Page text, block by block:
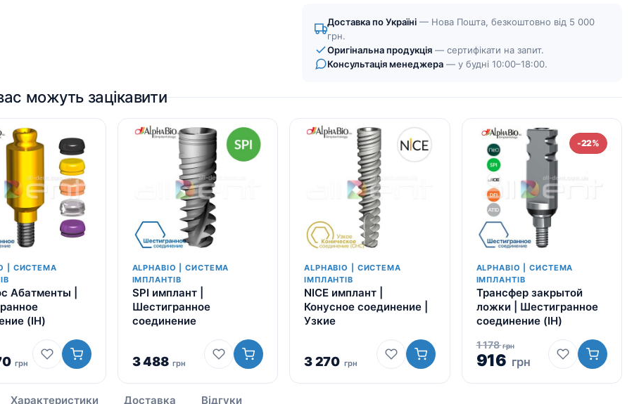
|
ручная
кількість
Доставка по Україні — Нова Пошта, безкоштовно від 5 000
грн.
Оригінальна продукція — сертифікати на запит.
Консультація менеджера — у будні 10:00–18:00.
можуть зацікавити
| СИСТЕМА
Абатменты |
(IH)
грн
ALPHABIO | СИСТЕМА
ІМПЛАНТІВ
SPI имплант |
Шестигранное
соединение
3 488 грн
ALPHABIO | СИСТЕМА
ІМПЛАНТІВ
NICE имплант |
Конусное соединение |
Узкие
3 270 грн
-22%
ALPHABIO | СИСТЕМА
ІМПЛАНТІВ
Трансфер закрытой
ложки | Шестигранное
соединение (IH)
1 178грн
916 грн
Характеристики Доставка Відгуки